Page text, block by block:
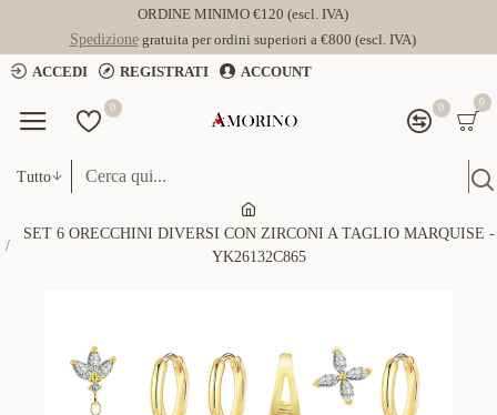
ORDINE MINIMO €120 (escl. IVA)
Spedizionegratuita per ordini superiori a €800 (escl. IVA)
ACCEDI
REGISTRATI ACCOUNT
0 0 0
Tutto
SET 6 ORECCHINI DIVERSI CON ZIRCONI A TAGLIO MARQUISE -
YK26132C865